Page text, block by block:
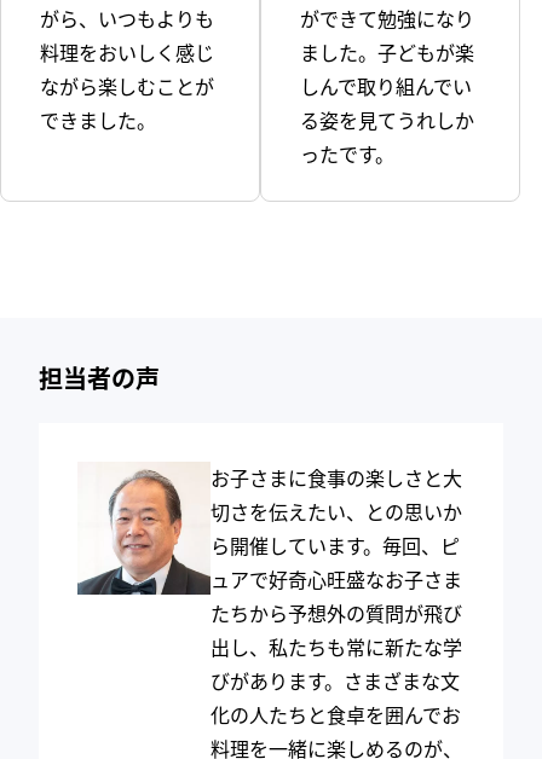
がら、いつもよりも
料理をおいしく感じ
ながら楽しむことが
できました。
ができて勉強になり
ました。子どもが楽
しんで取り組んでい
る姿を見てうれしか
ったです。
担当者の声
お子さまに食事の楽しさと大
切さを伝えたい、との思いか
ら開催しています。毎回、ピ
ュアで好奇心旺盛なお子さま
たちから予想外の質問が飛び
出し、私たちも常に新たな学
びがあります。さまざまな文
化の人たちと食卓を囲んでお
料理を一緒に楽しめるのが、